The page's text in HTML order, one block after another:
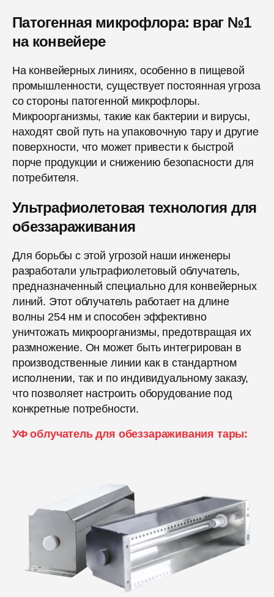
Патогенная микрофлора: враг №1
на конвейере
На конвейерных линиях, особенно в пищевой
промышленности, существует постоянная угроза
со стороны патогенной микрофлоры.
Микроорганизмы, такие как бактерии и вирусы,
находят свой путь на упаковочную тару и другие
поверхности, что может привести к быстрой
порче продукции и снижению безопасности для
потребителя.
Ультрафиолетовая технология для
обеззараживания
Для борьбы с этой угрозой наши инженеры
разработали ультрафиолетовый облучатель,
предназначенный специально для конвейерных
линий. Этот облучатель работает на длине
волны 254 нм и способен эффективно
уничтожать микроорганизмы, предотвращая их
размножение. Он может быть интегрирован в
производственные линии как в стандартном
исполнении, так и по индивидуальному заказу,
что позволяет настроить оборудование под
конкретные потребности.
УФ облучатель для обеззараживания тары: